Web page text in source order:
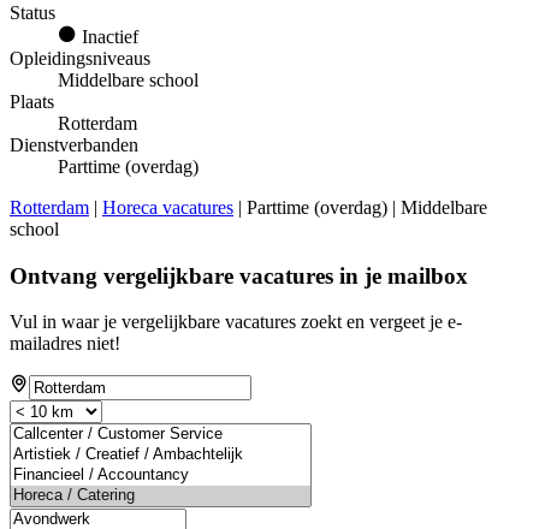
Status
Inactief
Opleidingsniveaus
Middelbare school
Plaats
Rotterdam
Dienstverbanden
Parttime (overdag)
Rotterdam | Horeca vacatures | Parttime (overdag) | Middelbare
school
Ontvang vergelijkbare vacatures in je mailbox
Vul in waar je vergelijkbare vacatures zoekt en vergeet je e-
mailadres niet!